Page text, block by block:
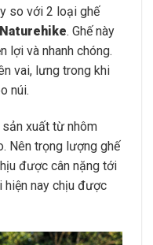
so với 2 loại ghế
. Ghế này
lợi và nhanh chóng.
vai, lưng trong khi
núi.
xuất từ nhôm
Nên trọng lượng ghế
được cân nặng tới
hiện nay chịu được